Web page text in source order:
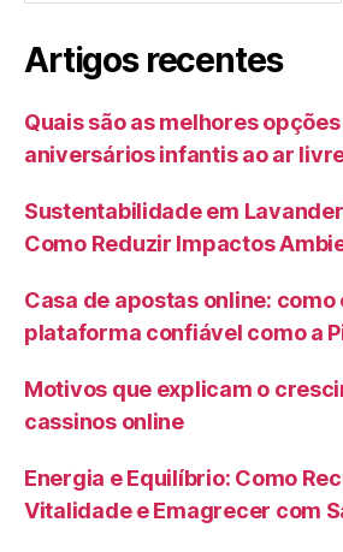
Artigos recentes
Quais são as melhores
aniversários infantis ao ar
Sustentabilidade em
Como Reduzir Impactos
Casa de apostas online: como
plataforma confiável como a
Motivos que explicam o
cassinos online
Energia e Equilíbrio: Como
Vitalidade e Emagrecer com